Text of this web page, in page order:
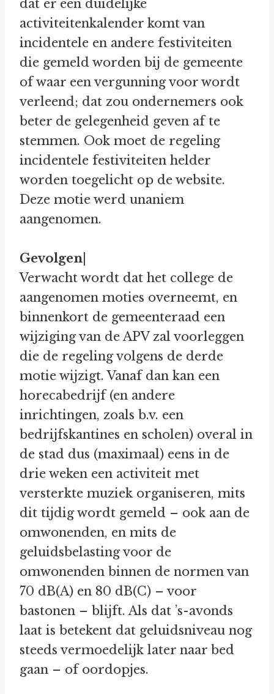
dat er een duidelijke
activiteitenkalender komt van
incidentele en andere festiviteiten
die gemeld worden bij de gemeente
of waar een vergunning voor wordt
verleend; dat zou ondernemers ook
beter de gelegenheid geven af te
stemmen. Ook moet de regeling
incidentele festiviteiten helder
worden toegelicht op de website.
Deze motie werd unaniem
aangenomen.
Gevolgen
Verwacht wordt dat het college de
aangenomen moties overneemt, en
binnenkort de gemeenteraad een
wijziging van de APV zal voorleggen
die de regeling volgens de derde
motie wijzigt. Vanaf dan kan een
horecabedrijf (en andere
inrichtingen, zoals b.v. een
bedrijfskantines en scholen) overal in
de stad dus (maximaal) eens in de
drie weken een activiteit met
versterkte muziek organiseren, mits
dit tijdig wordt gemeld – ook aan de
omwonenden, en mits de
geluidsbelasting voor de
omwonenden binnen de normen van
70 dB(A) en 80 dB(C) – voor
bastonen – blijft. Als dat ’s-avonds
laat is betekent dat geluidsniveau nog
steeds vermoedelijk later naar bed
gaan – of oordopjes.